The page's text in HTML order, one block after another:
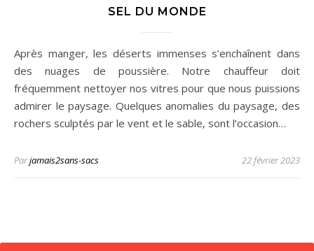
SEL DU MONDE
Après manger, les déserts immenses s’enchaînent dans
des nuages de poussière. Notre chauffeur doit
fréquemment nettoyer nos vitres pour que nous puissions
admirer le paysage. Quelques anomalies du paysage, des
rochers sculptés par le vent et le sable, sont l’occasion…
Parjamais2sans-sacs 22 février 2023